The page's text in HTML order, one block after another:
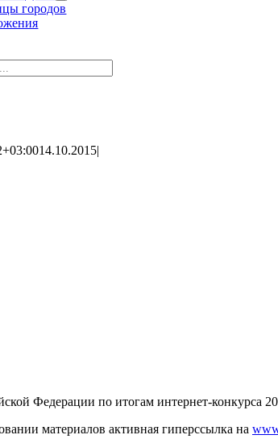
городов
14.10.2015|
Федерации по итогам интернет-конкурса
материалов активная гиперссылка на